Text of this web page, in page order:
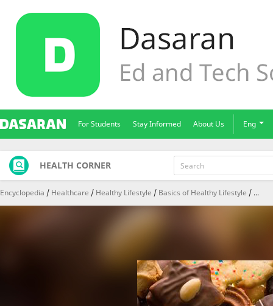
For Students Stay Informed About Us Eng
HEALTH CORNER
Encyclopedia Healthcare Healthy Lifestyle Basics of Healthy Lifestyle ...